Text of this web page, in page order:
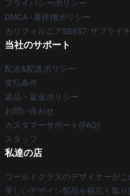
プライバシーポリシー
DMCA - 著作権ポリシー
カリフォルニアSB657: サプライ
当社のサポート
配送&配送ポリシー
支払条件
返品・返金ポリシー
お問い合わせ
カスタマーサポート(FAQ)
スタッフ
私達の店
ワールドクラスのデザイナーが
美しいデザイン製品を幅広く取